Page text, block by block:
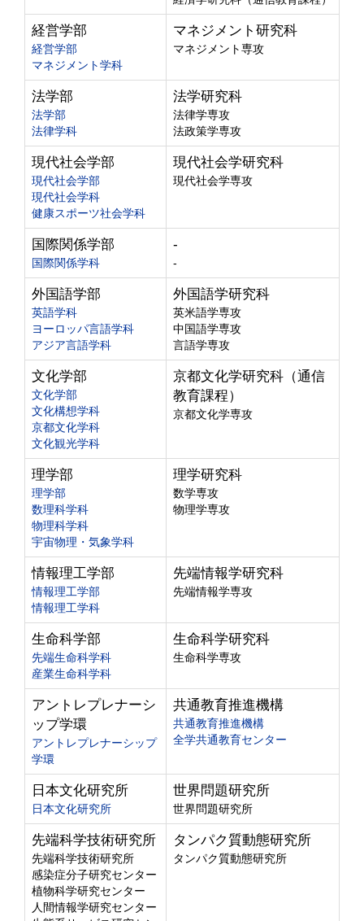
経営学部
経営学部
マネジメント学科
マネジメント研究科
マネジメント専攻
法学部
法学部
法律学科
法学研究科
法律学専攻
法政策学専攻
現代社会学部
現代社会学部
現代社会学科
健康スポーツ社会学科
現代社会学研究科
現代社会学専攻
国際関係学部
国際関係学科
-
-
外国語学部
英語学科
ヨーロッパ言語学科
アジア言語学科
外国語学研究科
英米語学専攻
中国語学専攻
言語学専攻
文化学部
文化学部
文化構想学科
京都文化学科
文化観光学科
京都文化学研究科（通信
教育課程）
京都文化学専攻
理学部
理学部
数理科学科
物理科学科
宇宙物理・気象学科
理学研究科
数学専攻
物理学専攻
情報理工学部
情報理工学部
情報理工学科
先端情報学研究科
先端情報学専攻
生命科学部
先端生命科学科
産業生命科学科
生命科学研究科
生命科学専攻
アントレプレナーシ
ップ学環
アントレプレナーシップ
学環
共通教育推進機構
共通教育推進機構
全学共通教育センター
日本文化研究所
日本文化研究所
世界問題研究所
世界問題研究所
先端科学技術研究所
先端科学技術研究所
感染症分子研究センター
植物科学研究センター
人間情報学研究センター
タンパク質動態研究所
タンパク質動態研究所